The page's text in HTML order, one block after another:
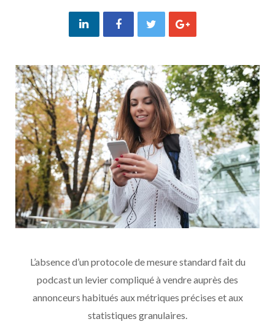
L’absence d’un protocole de mesure standard fait du
podcast un levier compliqué à vendre auprès des
annonceurs habitués aux métriques précises et aux
statistiques granulaires.